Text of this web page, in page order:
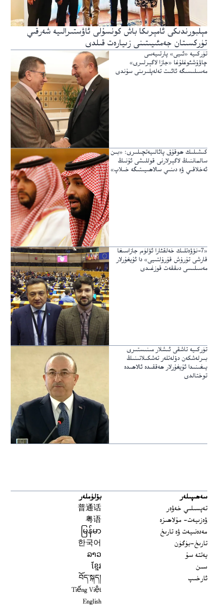
مېلبورندىكى ئامېرىكا باش كونسۇلى ئاۋستىرالىيە شەرقىي
تۈركسىتان جەمئىيىتىنى زىيارەت قىلدى
تۈركىيە «ئىيى» پارتىيەسى
چاۋۇشئوغلۇغا «جازا لاگېرلىرى»
مەسىلىسىگە ئائىت تەلەپلىرىنى سۇندى
كىشىلىك ھوقۇق پائالىيەتچىلىرى: «بىن
سالماننىڭ لاگېرلارنى قوللىشى ئۇنىڭ
ئەخلاقىي ۋە دىنىي سالاھىيىتىگە خىلاپ»
«7-نۆۋەتلىك خەلقئارا ئۆلۈم جازاسىغا
قارشى تۇرۇش قۇرۇلتىيى» دا ئۇيغۇرلار
مەسىلىسى دىققەت قوزغىدى
تۈركىيە تاشقى ئىشلار مىنىستىرى
بىرلەشكەن دۆلەتلەر تەشكىلاتىنىڭ
يىغىنىدا ئۇيغۇرلار ھەققىدە ئالاھىدە
توختالدى
سەھىپىلەر
تەپسىلىي خەۋەر
ۋەزىيەت- مۇلاھىزە
مەدەنىيەت ۋە تارىخ
تارىخ-بۈگۈن
يەتتە سۇ
سىن
ئارخىپ
بۆلۈملەر
普通话
粤语
မြန်မာ
한국어
ລາວ
ខ្មែរ
བོད་སྐད།
Tiếng Việt
English